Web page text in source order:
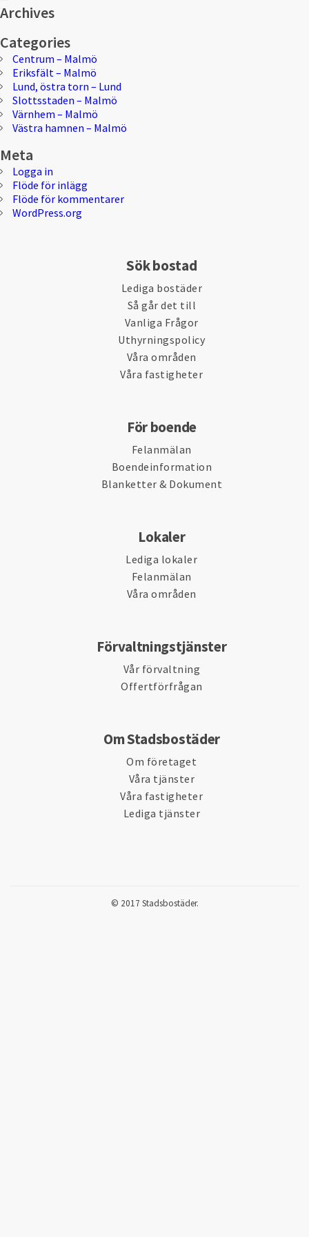
efter:
Archives
Categories
Centrum – Malmö
Eriksfält – Malmö
Lund, östra torn – Lund
Slottsstaden – Malmö
Värnhem – Malmö
Västra hamnen – Malmö
Meta
Logga in
Flöde för inlägg
Flöde för kommentarer
WordPress.org
Sök bostad
Lediga bostäder
Så går det till
Vanliga Frågor
Uthyrningspolicy
Våra områden
Våra fastigheter
För boende
Felanmälan
Boendeinformation
Blanketter & Dokument
Lokaler
Lediga lokaler
Felanmälan
Våra områden
Förvaltningstjänster
Vår förvaltning
Offertförfrågan
Om Stadsbostäder
Om företaget
Våra tjänster
Våra fastigheter
Lediga tjänster
© 2017 Stadsbostäder.